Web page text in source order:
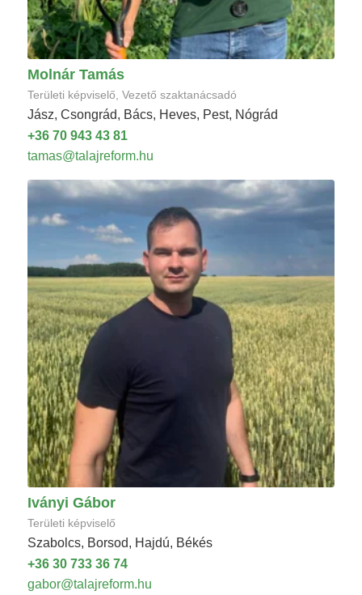
Molnár Tamás
Területi képviselő, Vezető szaktanácsadó
Jász, Csongrád, Bács, Heves, Pest, Nógrád
+36 70 943 43 81
tamas@talajreform.hu
Iványi Gábor
Területi képviselő
Szabolcs, Borsod, Hajdú, Békés
+36 30 733 36 74
gabor@talajreform.hu